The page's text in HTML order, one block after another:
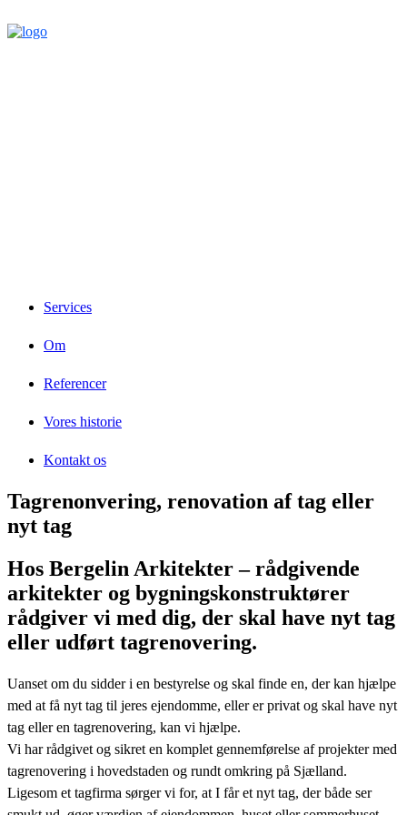
Services
Om
Referencer
Vores historie
Kontakt os
Tagrenonvering, renovation af tag eller
nyt tag
Hos Bergelin Arkitekter – rådgivende
arkitekter og bygningskonstruktører
rådgiver vi med dig, der skal have nyt tag
eller udført tagrenovering.
Uanset om du sidder i en bestyrelse og skal finde en, der kan hjælpe
med at få nyt tag til jeres ejendomme, eller er privat og skal have nyt
tag eller en tagrenovering, kan vi hjælpe.
Vi har rådgivet og sikret en komplet gennemførelse af projekter med
tagrenovering i hovedstaden og rundt omkring på Sjælland.
Ligesom et tagfirma sørger vi for, at I får et nyt tag, der både ser